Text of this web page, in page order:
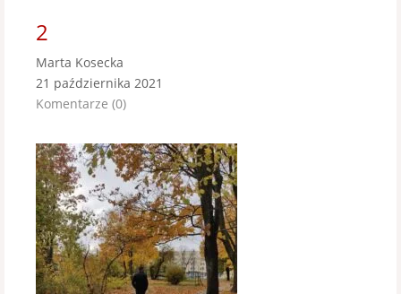
2
Marta Kosecka
21 października 2021
Komentarze (0)